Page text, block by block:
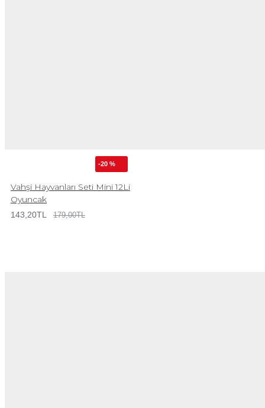
-20 %
Vahşi Hayvanları Seti Mini 12Li
Oyuncak
143,20TL 179,00TL